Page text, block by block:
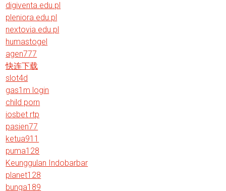
digiventa.edu.pl
pleniora.edu.pl
nextovia.edu.pl
humastogel
agen777
快连下载
slot4d
gas1m login
child porn
iosbet rtp
pasien77
ketua911
puma128
Keunggulan Indobarbar
planet128
bunga189